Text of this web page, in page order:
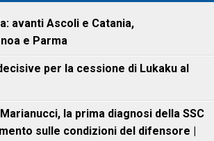
avanti Ascoli e Catania,
e Parma
per la cessione di Lukaku al
la prima diagnosi della SSC
sulle condizioni del difensore |